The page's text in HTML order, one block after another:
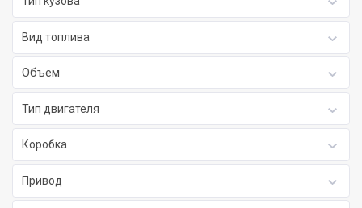
Вид топлива
Объем
Тип двигателя
Коробка
Привод